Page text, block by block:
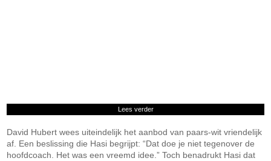
Lees verder
David Hubert wees uiteindelijk het aanbod van paars-wit vriendelijk
af. Een beslissing die Hasi begrijpt: “Dat doe je niet tegenover de
hoofdcoach. Het was een vreemd idee.” Toch benadrukt Hasi dat